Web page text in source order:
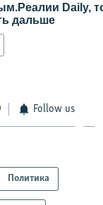
Daily,
дальше
Follow us
Политика